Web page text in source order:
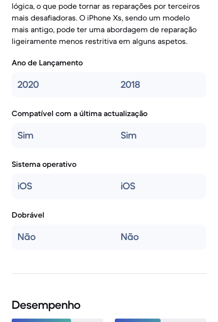
lógica, o que pode tornar as reparações por terceiros
mais desafiadoras. O iPhone Xs, sendo um modelo
mais antigo, pode ter uma abordagem de reparação
ligeiramente menos restritiva em alguns aspetos.
Ano de Lançamento
2020 2018
Compatível com a última actualização
Sim Sim
Sistema operativo
iOS iOS
Dobrável
Não Não
Desempenho